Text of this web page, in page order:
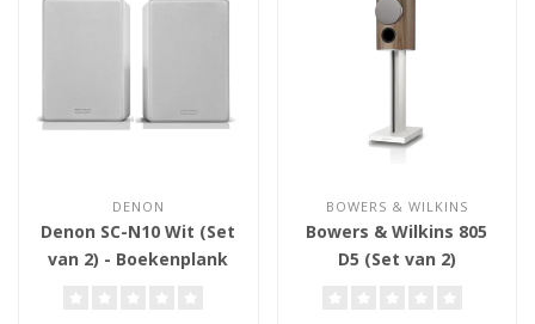
DENON
Denon SC-N10 Wit (Set
van 2) - Boekenplank
BOWERS & WILKINS
Bowers & Wilkins 805
D5 (Set van 2)